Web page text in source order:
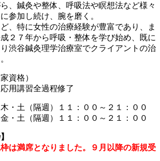
、鍼灸や整体、呼吸法や瞑想法など様々
参加し続け、腕を磨く。
、特に女性の治療経験が豊富であり、ま
２７年から呼吸・整体を学び始め、既に
渋谷鍼灸理学治療室でクライアントの治
資格）
用講習全過程修了
・土（隔週）１１：００～２１：００
・土（隔週）１１：００～２１：００
は満席となりました。９月以降の新規受